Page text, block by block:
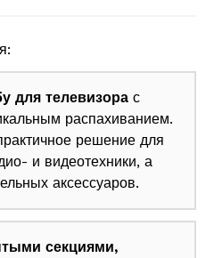
для телевизора с
распахиванием.
решение для
и видеотехники, а
аксессуаров.
секциями,